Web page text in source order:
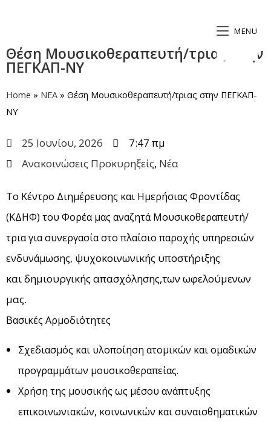
MENU
Θέση Μουσικοθεραπευτή/τριας στην
ΠΕΓΚΑΠ-ΝΥ
Home » ΝΕΑ » Θέση Μουσικοθεραπευτή/τριας στην ΠΕΓΚΑΠ-
ΝΥ
25 Ιουνίου, 2026
7:47 πμ
Ανακοινώσεις Προκυρηξείς, Νέα
Το Κέντρο Διημέρευσης και Ημερήσιας Φροντίδας
(ΚΔΗΦ) του Φορέα μας αναζητά Μουσικοθεραπευτή/
τρια για συνεργασία στο πλαίσιο παροχής υπηρεσιών
ενδυνάμωσης, ψυχοκοινωνικής υποστήριξης
και δημιουργικής απασχόλησης,των ωφελούμενων
μας.
Βασικές Αρμοδιότητες
Σχεδιασμός και υλοποίηση ατομικών και ομαδικών
προγραμμάτων μουσικοθεραπείας.
Χρήση της μουσικής ως μέσου ανάπτυξης
επικοινωνιακών, κοινωνικών και συναισθηματικών